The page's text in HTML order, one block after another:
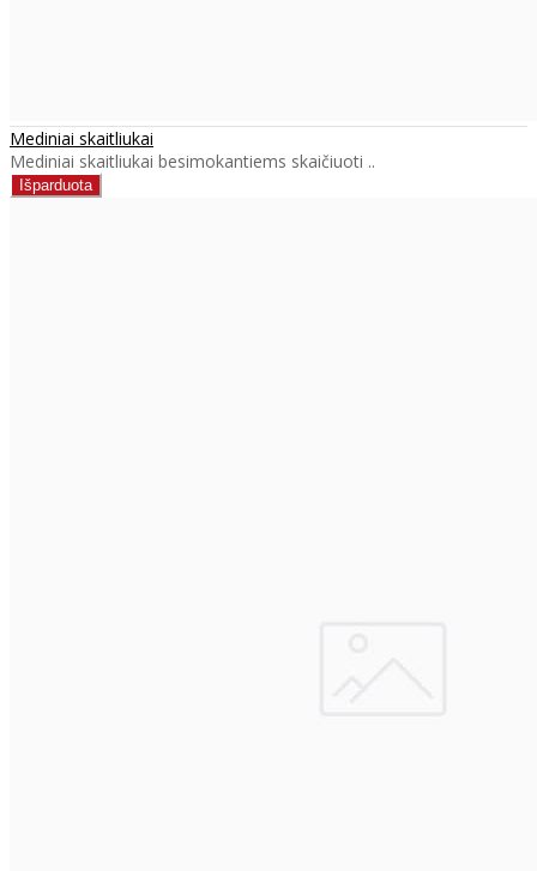
Mediniai skaitliukai
Mediniai skaitliukai besimokantiems skaičiuoti ..